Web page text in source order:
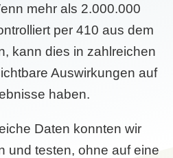
mehr als 2.000.000
per 410 aus dem
kann dies in zahlreichen
Auswirkungen auf
haben.
Daten konnten wir
und testen, ohne auf eine